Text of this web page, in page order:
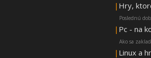
| Hry,
Poslednú
| Pc - na
Ako sa
| Linux a